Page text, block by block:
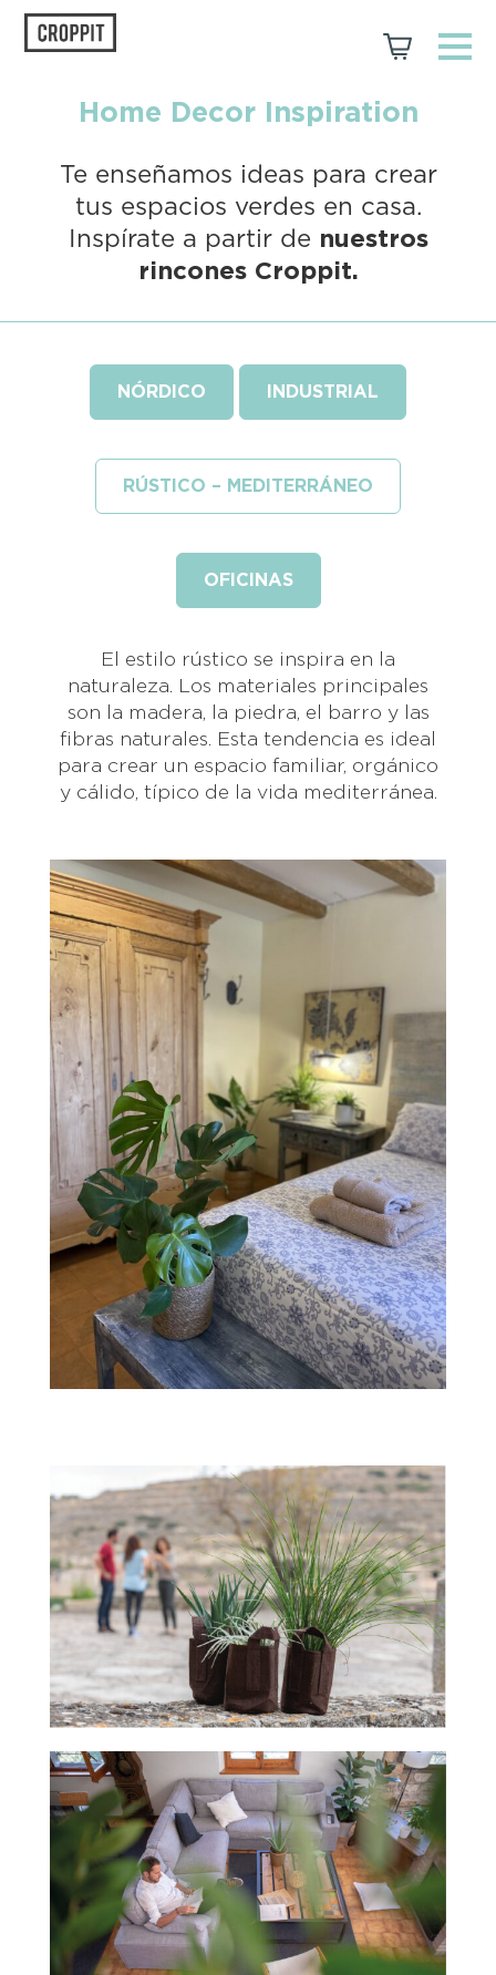
Home Decor Inspiration
Te enseñamos ideas para crear
tus espacios verdes en casa.
Inspírate a partir de nuestros
rincones Croppit.
NÓRDICO INDUSTRIAL
RÚSTICO – MEDITERRÁNEO
OFICINAS
El estilo rústico se inspira en la
naturaleza. Los materiales principales
son la madera, la piedra, el barro y las
fibras naturales. Esta tendencia es ideal
para crear un espacio familiar, orgánico
y cálido, típico de la vida mediterránea.